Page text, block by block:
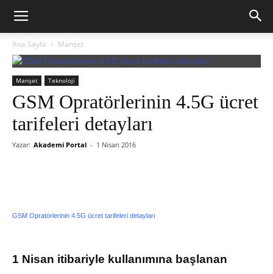
Ana Sayfa Manşet
Manşet Teknoloji
GSM Opratörlerinin 4.5G ücret
tarifeleri detayları
Yazar: Akademi Portal - 1 Nisan 2016
GSM Opratörlerinin 4.5G ücret tarifeleri detayları
1 Nisan itibariyle kullanımına başlanan